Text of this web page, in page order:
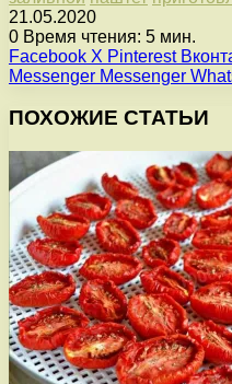
21.05.2020
0 Время чтения: 5 мин.
Facebook X Pinterest
Messenger Messenger
ПОХОЖИЕ СТАТЬИ